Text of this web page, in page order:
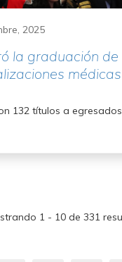
2025
la graduación
médicas
132 títulos a
1 - 10 de 331